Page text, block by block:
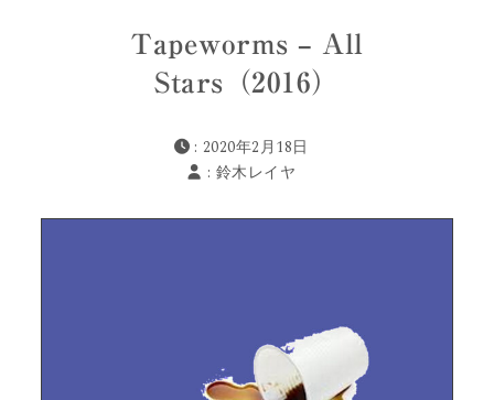
Tapeworms – All
Stars（2016）
: 2020年2月18日
: 鈴木レイヤ